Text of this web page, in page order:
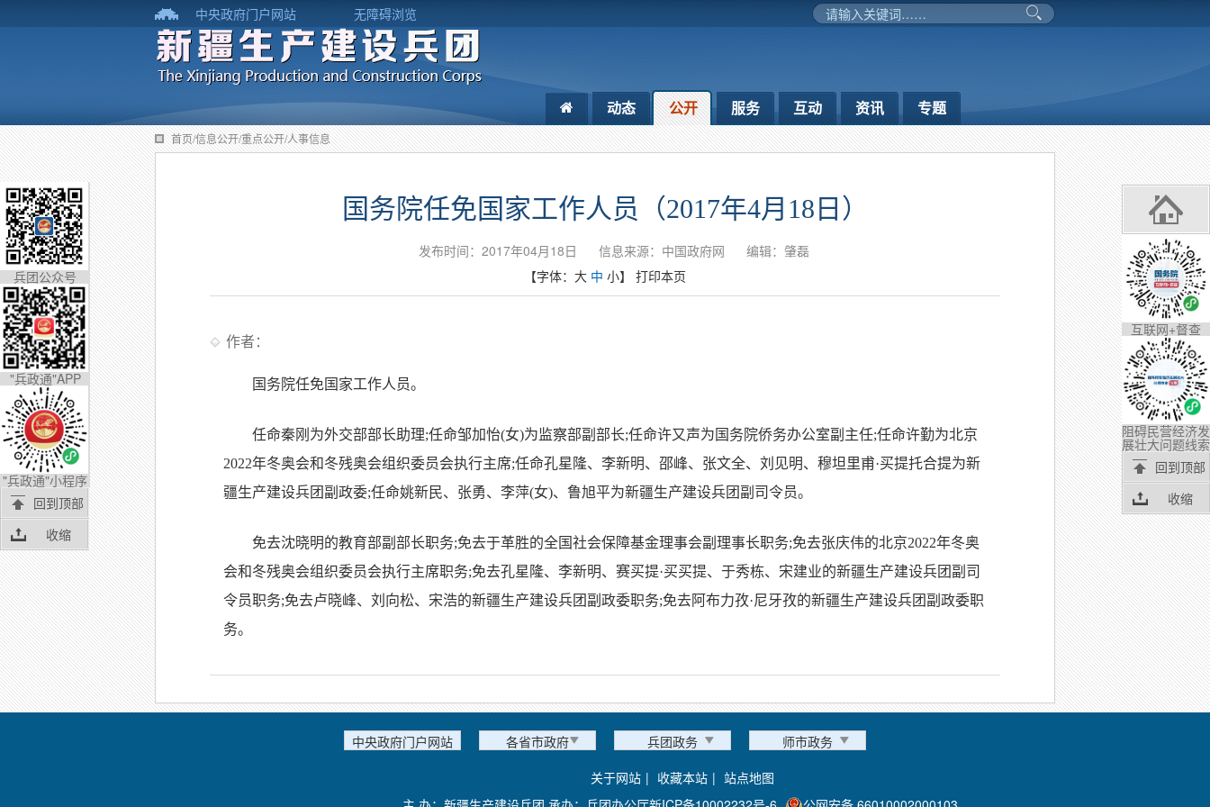
中央政府门户网站 无障碍浏览
动态 公开 服务 互动 资讯 专题
首页/信息公开/重点公开/人事信息
国务院任免国家工作人员（2017年4月18日）
发布时间：2017年04月18日 信息来源：中国政府网
编辑：肇磊
【字体： 大 中 小】 打印本页
作者：
国务院任免国家工作人员。
任命秦刚为外交部部长助理;任命邹加怡(女)为监察部副部长;任命许又声为国务院侨务办公室副主任;任命许勤为北京
2022年冬奥会和冬残奥会组织委员会执行主席;任命孔星隆、李新明、邵峰、张文全、刘见明、穆坦里甫·买提托合提为新
疆生产建设兵团副政委;任命姚新民、张勇、李萍(女)、鲁旭平为新疆生产建设兵团副司令员。
免去沈晓明的教育部副部长职务;免去于革胜的全国社会保障基金理事会副理事长职务;免去张庆伟的北京2022年冬奥
会和冬残奥会组织委员会执行主席职务;免去孔星隆、李新明、赛买提·买买提、于秀栋、宋建业的新疆生产建设兵团副司
令员职务;免去卢晓峰、刘向松、宋浩的新疆生产建设兵团副政委职务;免去阿布力孜·尼牙孜的新疆生产建设兵团副政委职
务。
中央政府门户网站 各省市政府 兵团政务
师市政务
关于网站 | 收藏本站 | 站点地图
互联网+督查
阻碍民营经济发
展壮大问题线索
回到顶部
收缩
兵团公众号
"兵政通"APP
"兵政通"小程序
回到顶部
收缩